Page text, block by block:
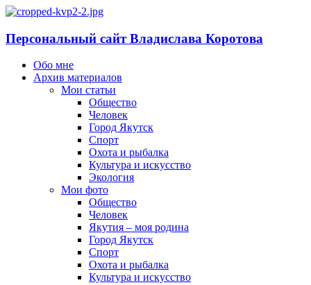
Персональный сайт Владислава Коротова
Обо мне
Архив материалов
Мои статьи
Общество
Человек
Город Якутск
Спорт
Охота и рыбалка
Культура и искусство
Экология
Мои фото
Общество
Человек
Якутия – моя родина
Город Якутск
Спорт
Охота и рыбалка
Культура и искусство